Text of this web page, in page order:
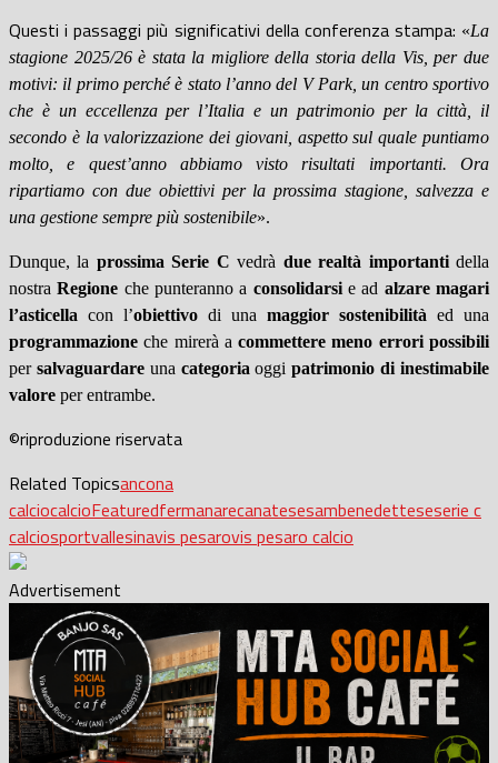
Questi i passaggi più significativi della conferenza stampa: «La
stagione 2025/26 è stata la migliore della storia della Vis, per due
motivi: il primo perché è stato l’anno del V Park, un centro sportivo
che è un eccellenza per l’Italia e un patrimonio per la città, il
secondo è la valorizzazione dei giovani, aspetto sul quale puntiamo
molto, e quest’anno abbiamo visto risultati importanti. Ora
ripartiamo con due obiettivi per la prossima stagione, salvezza e
una gestione sempre più sostenibile».
Dunque, la prossima Serie C vedrà due realtà importantidella
nostraRegione che punteranno a consolidarsie ad alzare magari
l’asticella con l’obiettivo di una maggior sostenibilità ed una
programmazione che mirerà acommettere meno errori possibili
per salvaguardareuna categoria oggipatrimonio di inestimabile
valore perentrambe.
©riproduzione riservata
Related Topicsancona
calciocalcioFeaturedfermanarecanatesesambenedetteseserie c
calciosportvallesinavis pesarovis pesaro calcio
Advertisement